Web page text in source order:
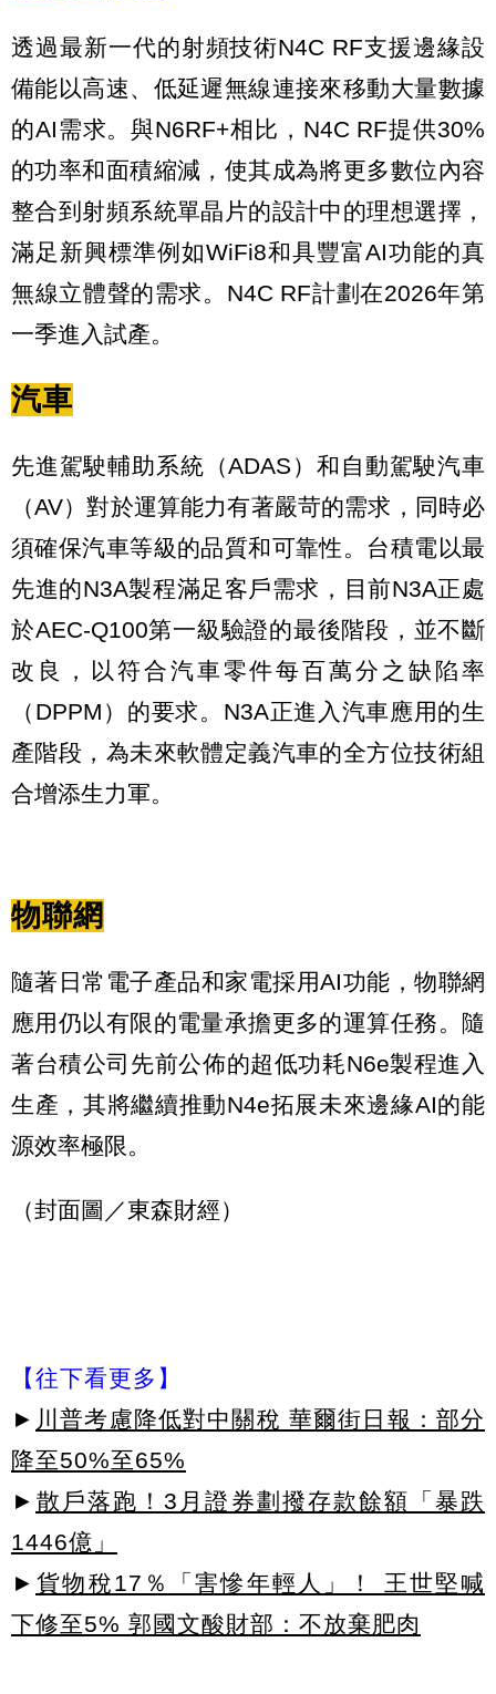
透過最新一代的射頻技術N4C RF支援邊緣設
備能以高速、低延遲無線連接來移動大量數據
的AI需求。與N6RF+相比，N4C RF提供30%
的功率和面積縮減，使其成為將更多數位內容
整合到射頻系統單晶片的設計中的理想選擇，
滿足新興標準例如WiFi8和具豐富AI功能的真
無線立體聲的需求。N4C RF計劃在2026年第
一季進入試產。
汽車
先進駕駛輔助系統（ADAS）和自動駕駛汽車
（AV）對於運算能力有著嚴苛的需求，同時必
須確保汽車等級的品質和可靠性。台積電以最
先進的N3A製程滿足客戶需求，目前N3A正處
於AEC-Q100第一級驗證的最後階段，並不斷
改良，以符合汽車零件每百萬分之缺陷率
（DPPM）的要求。N3A正進入汽車應用的生
產階段，為未來軟體定義汽車的全方位技術組
合增添生力軍。
物聯網
隨著日常電子產品和家電採用AI功能，物聯網
應用仍以有限的電量承擔更多的運算任務。隨
著台積公司先前公佈的超低功耗N6e製程進入
生產，其將繼續推動N4e拓展未來邊緣AI的能
源效率極限。
（封面圖／東森財經）
【往下看更多】
► 川普考慮降低對中關稅 華爾街日報：部分
降至50%至65%
► 散戶落跑！3月證券劃撥存款餘額「暴跌
1446億」
► 貨物稅17％「害慘年輕人」！ 王世堅喊
下修至5% 郭國文酸財部：不放棄肥肉